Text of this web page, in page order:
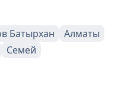
Батырхан
Алматы
Семей